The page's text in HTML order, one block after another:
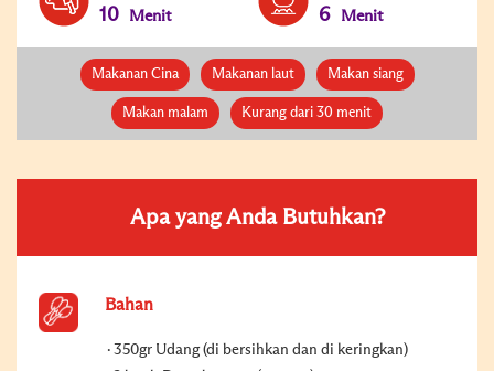
10 Menit 6 Menit
Makanan Cina Makanan laut Makan siang
Makan malam Kurang dari 30 menit
Apa yang Anda Butuhkan?
Bahan
350gr Udang (di bersihkan dan di keringkan)